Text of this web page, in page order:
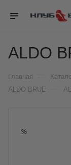
ALDO
Главная
ALDO BRUE
%